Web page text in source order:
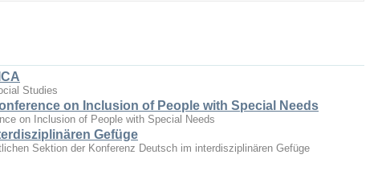
Studies
on Inclusion of People with Special Needs
on Inclusion of People with Special Needs
Gefüge
Sektion der Konferenz Deutsch im interdisziplinären Gefüge